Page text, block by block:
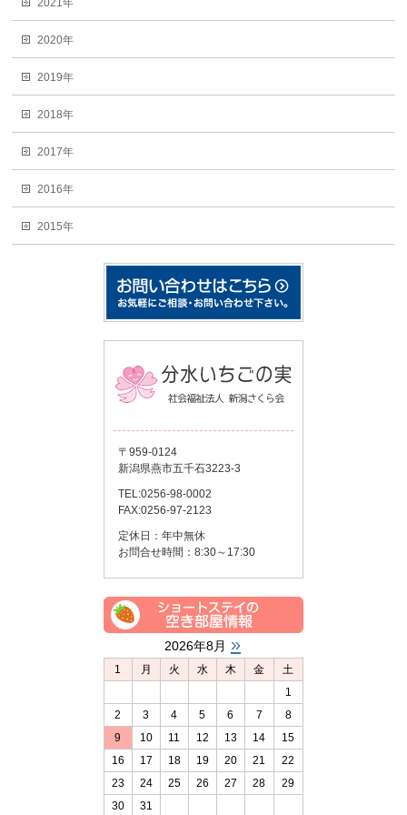
2021年
2020年
2019年
2018年
2017年
2016年
2015年
〒959-0124
新潟県燕市五千石3223-3
TEL:0256-98-0002
FAX:0256-97-2123
定休日：年中無休
お問合せ時間：8:30～17:30
2026年8月 »
1 月 火 水 木 金
土
1
2
3 4 5 6 7
8
9
10 11 12 13 14
15
16
17 18 19 20 21
22
23
24 25 26 27 28
29
30
31